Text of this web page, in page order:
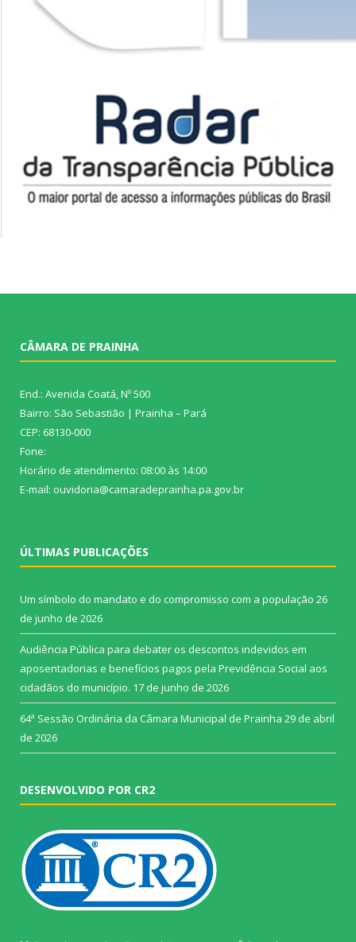
CÂMARA DE PRAINHA
End.: Avenida Coatá, Nº 500
Bairro: São Sebastião | Prainha – Pará
CEP: 68130-000
Fone:
Horário de atendimento: 08:00 às 14:00
E-mail: ouvidoria@camaradeprainha.pa.gov.br
ÚLTIMAS PUBLICAÇÕES
Um símbolo do mandato e do compromisso com a população 26
de junho de 2026
Audiência Pública para debater os descontos indevidos em
aposentadorias e benefícios pagos pela Previdência Social aos
cidadãos do município. 17 de junho de 2026
64ª Sessão Ordinária da Câmara Municipal de Prainha 29 de abril
de 2026
DESENVOLVIDO POR CR2